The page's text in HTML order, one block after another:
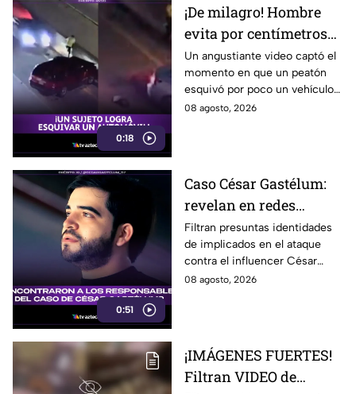
0:18
¡De milagro! Hombre
evita por centímetros
ser arroll4do tras
choque en autopista
Un angustiante video captó el
momento en que un peatón
esquivó por poco un vehículo
descontrolado en una
08 agosto, 2026
0:51
Caso César Gastélum:
revelan en redes
presuntas identidades
de los agr3sores del
influencer
Filtran presuntas identidades
de implicados en el ataque
contra el influencer César
Gastélum en Culiacán.
08 agosto, 2026
¡IMÁGENES FUERTES!
Filtran VIDEO de